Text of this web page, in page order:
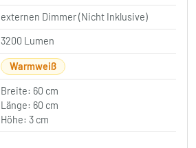
externen Dimmer (Nicht Inklusive)
3200 Lumen
Warmweiß
Breite: 60 cm
Länge: 60 cm
Höhe: 3 cm